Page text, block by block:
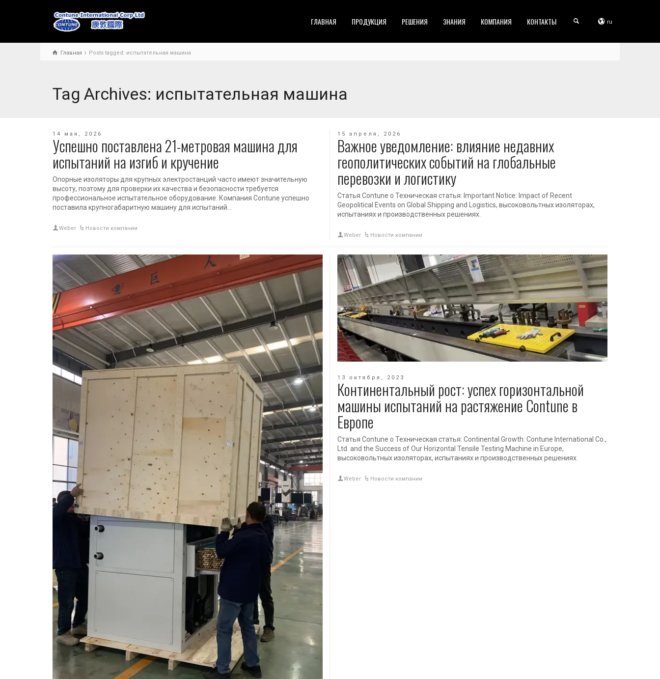
ГЛАВНАЯ ПРОДУКЦИЯ РЕШЕНИЯ ЗНАНИЯ КОМПАНИЯ КОНТАКТЫ ru
Главная Posts tagged: испытательная машина
Tag Archives: испытательная машина
14 мая, 2026
Успешно поставлена 21-метровая машина для
испытаний на изгиб и кручение
Опорные изоляторы для крупных электростанций часто имеют значительную
высоту, поэтому для проверки их качества и безопасности требуется
профессиональное испытательное оборудование. Компания Contune успешно
поставила крупногабаритную машину для испытаний…
Weber Новости компании
15 апреля, 2026
Важное уведомление: влияние недавних
геополитических событий на глобальные
перевозки и логистику
Статья Contune о Техническая статья: Important Notice: Impact of Recent
Geopolitical Events on Global Shipping and Logistics, высоковольтных изоляторах,
испытаниях и производственных решениях.
Weber Новости компании
13 октября, 2023
Континентальный рост: успех горизонтальной
машины испытаний на растяжение Contune в
Европе
Статья Contune о Техническая статья: Continental Growth: Contune International Co.,
Ltd. and the Success of Our Horizontal Tensile Testing Machine in Europe,
высоковольтных изоляторах, испытаниях и производственных решениях.
Weber Новости компании